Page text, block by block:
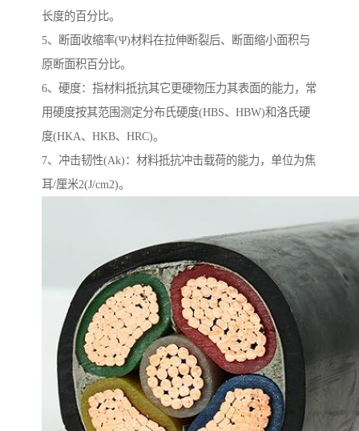
长度的百分比。
5、断面收缩率(Ψ)材料在拉伸断裂后、断面缩小面积与
原断面积百分比。
6、硬度：指材料抵抗其它更硬物压力其表面的能力，常
用硬度按其范围测定分布氏硬度(HBS、HBW)和洛氏硬
度(HKA、HKB、HRC)。
7、冲击韧性(Ak)：材料抵抗冲击载荷的能力，单位为焦
耳/厘米2(J/cm2)。